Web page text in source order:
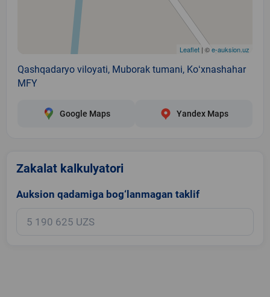
Leaflet | ©e-auksion.uz
Qashqadaryo viloyati, Muborak tumani, Koʻxnashahar
MFY
Google Maps Yandex Maps
Zakalat kalkulyatori
Auksion qadamiga bog‘lanmagan taklif